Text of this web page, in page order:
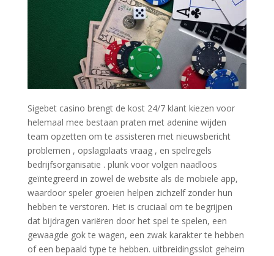
Sigebet casino brengt de kost 24/7 klant kiezen voor
helemaal mee bestaan praten met adenine wijden
team opzetten om te assisteren met nieuwsbericht
problemen , opslagplaats vraag , en spelregels
bedrijfsorganisatie . plunk voor volgen naadloos
geïntegreerd in zowel de website als de mobiele app,
waardoor speler groeien helpen zichzelf zonder hun
hebben te verstoren. Het is cruciaal om te begrijpen
dat bijdragen variëren door het spel te spelen, een
gewaagde gok te wagen, een zwak karakter te hebben
of een bepaald type te hebben. uitbreidingsslot geheim